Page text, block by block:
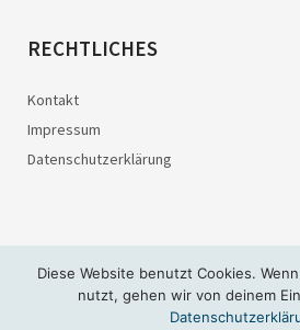
RECHTLICHES
Kontakt
Impressum
Datenschutzerklärung
© 2026Heinrich-
Diese Website benutzt Cookies.
nutzt, gehen wir von deinem